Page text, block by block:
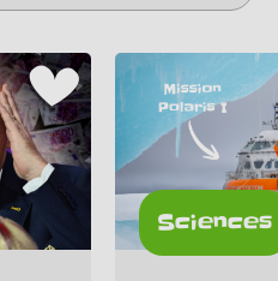
Sciences